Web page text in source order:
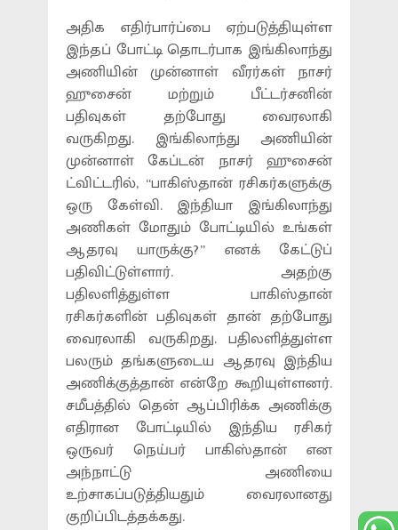
அதிக எதிர்பார்ப்பை ஏற்படுத்தியுள்ள
இந்தப் போட்டி தொடர்பாக இங்கிலாந்து
அணியின் முன்னாள் வீரர்கள் நாசர்
ஹுசைன் மற்றும் பீட்டர்சனின்
பதிவுகள் தற்போது வைரலாகி
வருகிறது. இங்கிலாந்து அணியின்
முன்னாள் கேப்டன் நாசர் ஹுசைன்
ட்விட்டரில், “பாகிஸ்தான் ரசிகர்களுக்கு
ஒரு கேள்வி. இந்தியா இங்கிலாந்து
அணிகள் மோதும் போட்டியில் உங்கள்
ஆதரவு யாருக்கு?” எனக் கேட்டுப்
பதிவிட்டுள்ளார். அதற்கு
பதிலளித்துள்ள பாகிஸ்தான்
ரசிகர்களின் பதிவுகள் தான் தற்போது
வைரலாகி வருகிறது. பதிலளித்துள்ள
பலரும் தங்களுடைய ஆதரவு இந்திய
அணிக்குத்தான் என்றே கூறியுள்ளனர்.
சமீபத்தில் தென் ஆப்பிரிக்க அணிக்கு
எதிரான போட்டியில் இந்திய ரசிகர்
ஒருவர் நெய்பர் பாகிஸ்தான் என
அந்நாட்டு அணியை
உற்சாகப்படுத்தியதும் வைரலானது
குறிப்பிடத்தக்கது.